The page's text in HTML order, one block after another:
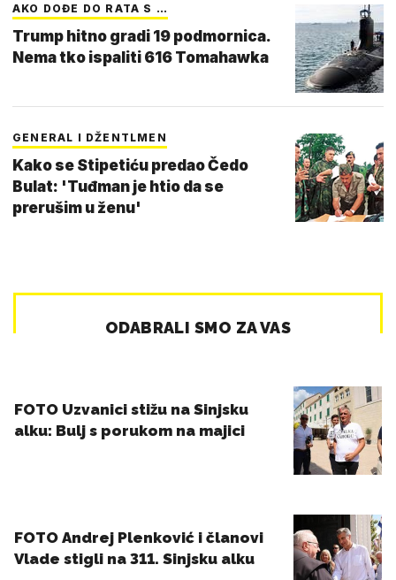
AKO DOĐE DO RATA S …
Trump hitno gradi 19 podmornica.
Nema tko ispaliti 616 Tomahawka
GENERAL I DŽENTLMEN
Kako se Stipetiću predao Čedo
Bulat: 'Tuđman je htio da se
prerušim u ženu'